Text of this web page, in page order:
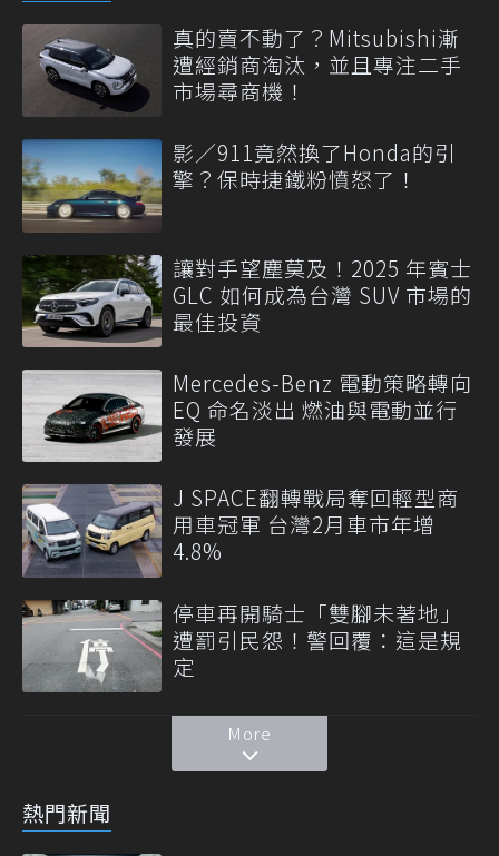
真的賣不動了？Mitsubishi漸
遭經銷商淘汰，並且專注二手
市場尋商機！
影／911竟然換了Honda的引
擎？保時捷鐵粉憤怒了！
讓對手望塵莫及！2025 年賓士
GLC 如何成為台灣 SUV 市場的
最佳投資
Mercedes-Benz 電動策略轉向
EQ 命名淡出 燃油與電動並行
發展
J SPACE翻轉戰局奪回輕型商
用車冠軍 台灣2月車市年增
4.8%
停車再開騎士「雙腳未著地」
遭罰引民怨！警回覆：這是規
定
More
熱門新聞